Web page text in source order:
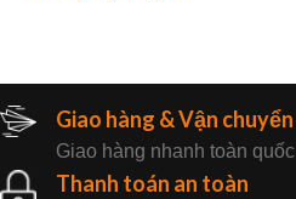
Giao hàng & Vận chuyển
Giao hàng nhanh toàn quốc
Thanh toán an toàn